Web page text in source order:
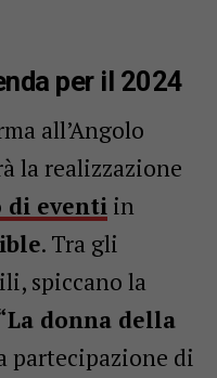
per il 2024
all’Angolo
la realizzazione
di eventiin
. Tra gli
spiccano la
donna della
partecipazione di